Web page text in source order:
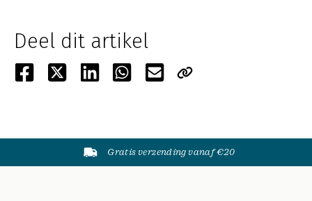
Deel dit artikel
Gratis verzending vanaf €20